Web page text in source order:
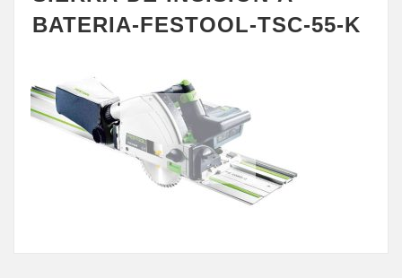
BATERIA-FESTOOL-TSC-55-K